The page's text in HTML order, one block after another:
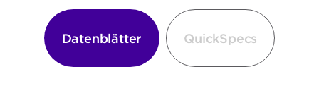
Datenblätter QuickSpecs